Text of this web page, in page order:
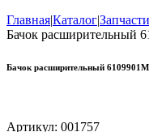
Главная|Каталог|
Бачок расширительный
Бачок расширительный
Артикул: 001757